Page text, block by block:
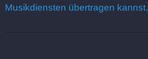
Musikdiensten übertragen kannst.